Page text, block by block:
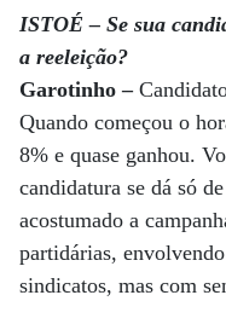
ISTOÉ – Se sua
a reeleição?
Garotinho –
Quando começou o
8% e quase ganhou.
candidatura se dá só
acostumado a
partidárias,
sindicatos, mas com